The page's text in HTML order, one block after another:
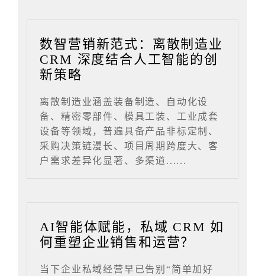
数智营销新范式：离散制造业
CRM 深度结合人工智能的创
新策略
离散制造业涵盖装备制造、自动化设
备、精密零部件、模具工装、工业成套
设备等领域，普遍具备产品非标定制、
采购决策链漫长、项目周期跨度大、客
户需求差异化显著、多渠道......
AI智能体赋能，私域 CRM 如
何重塑企业销售和运营？
当下企业私域经营早已告别“简单加好